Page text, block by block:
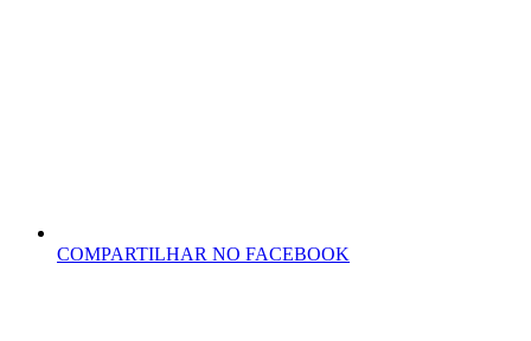
COMPARTILHAR NO FACEBOOK